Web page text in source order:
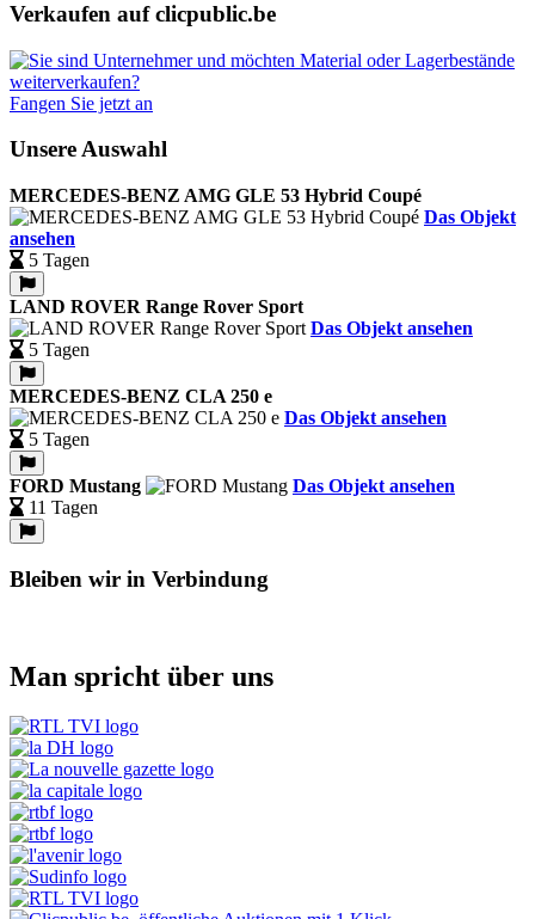
Verkaufen auf clicpublic.be
Fangen Sie jetzt an
Unsere Auswahl
MERCEDES-BENZ AMG GLE 53 Hybrid Coupé
Das Objekt
ansehen
5 Tagen
LAND ROVER Range Rover Sport
Das Objekt ansehen
5 Tagen
MERCEDES-BENZ CLA 250 e
Das Objekt ansehen
5 Tagen
FORD Mustang
Das Objekt ansehen
11 Tagen
Bleiben wir in Verbindung
Man spricht über uns